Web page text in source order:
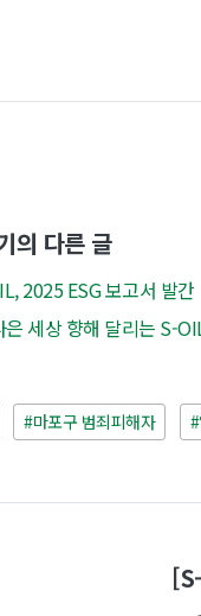
의 다른 글
2025 ESG 보고서 발간
세상 향해 달리는 S-
#마포구 범죄피해자